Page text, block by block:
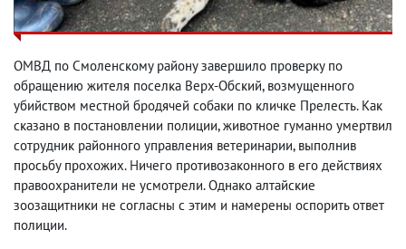
ОМВД по Смоленскому району завершило проверку по
обращению жителя поселка Верх-Обский, возмущенного
убийством местной бродячей собаки по кличке Прелесть. Как
сказано в постановлении полиции, животное гуманно умертвил
сотрудник районного управления ветеринарии, выполнив
просьбу прохожих. Ничего противозаконного в его действиях
правоохранители не усмотрели. Однако алтайские
зоозащитники не согласны с этим и намерены оспорить ответ
полиции.